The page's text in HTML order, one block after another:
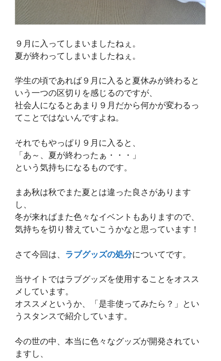
９月に入ってしまいましたねぇ。
夏が終わってしまいましたねぇ。
学生の頃であれば９月に入ると夏休みが終わると
いう一つの区切りを感じるのですが、
社会人になるとあまり９月だから何かが変わるっ
てことではないんですよね。
それでもやっぱり９月に入ると、
「あ～、夏が終わったぁ・・・」
という気持ちになるものです。
まあ秋は秋でまた夏とは違った良さがあります
し、
冬が来ればまた色々なイベントもありますので、
気持ちを切り替えていこうかなと思っています！
さて今回は、 ラブグッズの処分についてです。
当サイトではラブグッズを使用することをオスス
メしています。
オススメというか、「是非使ってみたら？」とい
うスタンスで紹介しています。
今の世の中、本当に色々なグッズが開発されてい
ますし、